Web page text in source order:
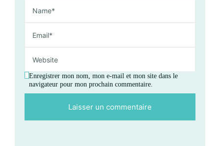
Enregistrer mon nom, mon e-mail et mon site dans le
navigateur pour mon prochain commentaire.